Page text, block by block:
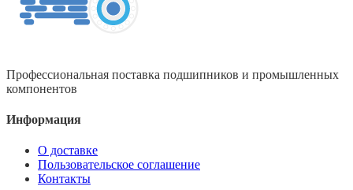
Профессиональная поставка подшипников и промышленных
компонентов
Информация
О доставке
Пользовательское соглашение
Контакты